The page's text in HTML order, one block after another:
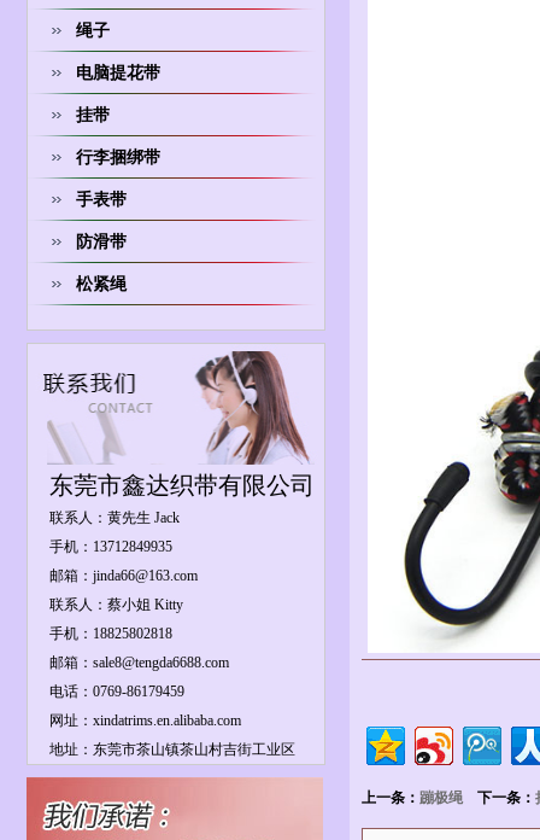
绳子
电脑提花带
挂带
行李捆绑带
手表带
防滑带
松紧绳
东莞市鑫达织带有限公司
联系人：黄先生 Jack
手机：13712849935
邮箱：jinda66@163.com
联系人：蔡小姐 Kitty
手机：18825802818
邮箱：sale8@tengda6688.com
电话：0769-86179459
网址：xindatrims.en.alibaba.com
地址：东莞市茶山镇茶山村吉街工业区
上一条： 蹦极绳下一条：